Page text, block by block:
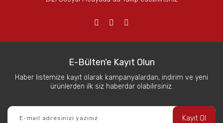
E-Bülten'e Kayıt Olun
Haber listemize kayıt olarak kampanyalardan, indirim ve yeni
ürünlerden ilk siz haberdar olabilirsiniz.
Kayıt Ol